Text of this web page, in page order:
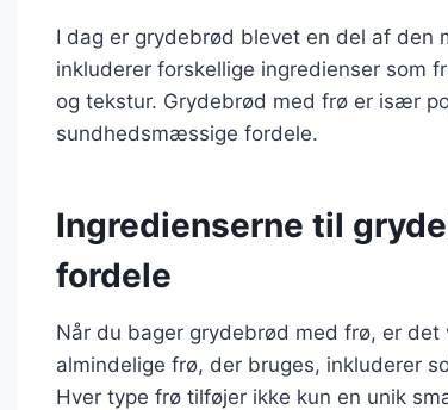
I dag er grydebrød blevet en del af den
inkluderer forskellige ingredienser som
og tekstur. Grydebrød med frø er især
sundhedsmæssige fordele.
Ingredienserne til
fordele
Når du bager grydebrød med frø, er
almindelige frø, der bruges, inkluderer
Hver type frø tilføjer ikke kun en unik